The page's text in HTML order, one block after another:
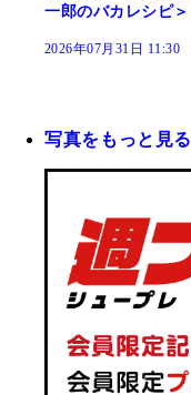
一郎のバカレシピ＞
2026年07月31日 11:30
写真をもっと見る